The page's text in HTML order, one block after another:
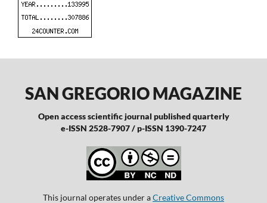
SAN GREGORIO MAGAZINE
Open access scientific journal published quarterly
e-ISSN 2528-7907 / p-ISSN 1390-7247
This journal operates under aCreative Commons